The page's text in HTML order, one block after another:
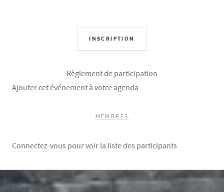
INSCRIPTION
Règlement de participation
Ajouter cet événement à votre agenda
MEMBRES
Connectez-vous pour voir la liste des participants